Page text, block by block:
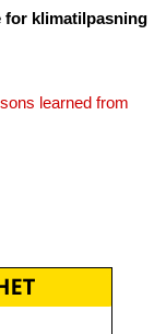
for klimatilpasning
learned from